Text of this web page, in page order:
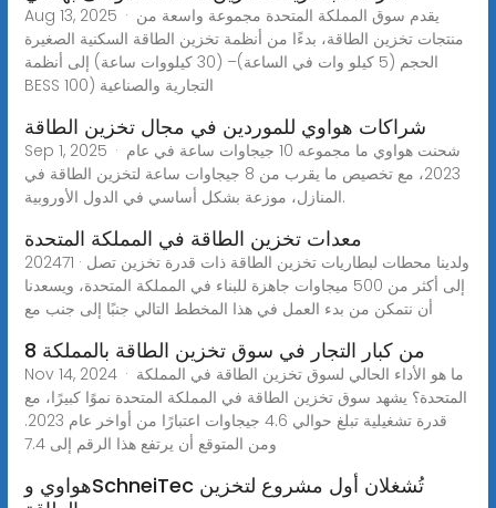
Aug 13, 2025 · يقدم سوق المملكة المتحدة مجموعة واسعة من
منتجات تخزين الطاقة، بدءًا من أنظمة تخزين الطاقة السكنية الصغيرة
الحجم (5 كيلو وات في الساعة)– (30 كيلووات ساعة) إلى أنظمة
BESS التجارية والصناعية (100
شراكات هواوي للموردين في مجال تخزين الطاقة
Sep 1, 2025 · شحنت هواوي ما مجموعه 10 جيجاوات ساعة في عام
2023، مع تخصيص ما يقرب من 8 جيجاوات ساعة لتخزين الطاقة في
المنازل، موزعة بشكل أساسي في الدول الأوروبية.
معدات تخزين الطاقة في المملكة المتحدة
202471 · ولدينا محطات لبطاريات تخزين الطاقة ذات قدرة تخزين تصل
إلى أكثر من 500 ميجاوات جاهزة للبناء في المملكة المتحدة، ويسعدنا
أن نتمكن من بدء العمل في هذا المخطط التالي جنبًا إلى جنب مع
8 من كبار التجار في سوق تخزين الطاقة بالمملكة
Nov 14, 2024 · ما هو الأداء الحالي لسوق تخزين الطاقة في المملكة
المتحدة؟ يشهد سوق تخزين الطاقة في المملكة المتحدة نموًا كبيرًا، مع
قدرة تشغيلية تبلغ حوالي 4.6 جيجاوات اعتبارًا من أواخر عام 2023.
ومن المتوقع أن يرتفع هذا الرقم إلى 7.4
هواوي وSchneiTec تُشغلان أول مشروع لتخزين